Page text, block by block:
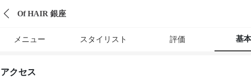
Of HAIR 銀座
メニュー スタイリスト 評価 基
アクセス